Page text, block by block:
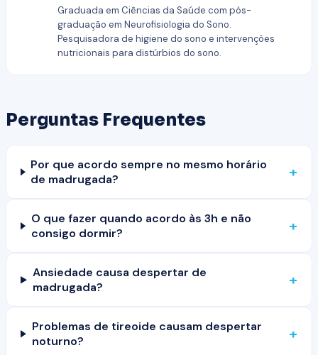
Graduada em Ciências da Saúde com pós-
graduação em Neurofisiologia do Sono.
Pesquisadora de higiene do sono e intervenções
nutricionais para distúrbios do sono.
Perguntas Frequentes
Por que acordo sempre no mesmo horário
de madrugada?
+
O que fazer quando acordo às 3h e não
consigo dormir?
+
Ansiedade causa despertar de
madrugada?
+
Problemas de tireoide causam despertar
noturno?
+